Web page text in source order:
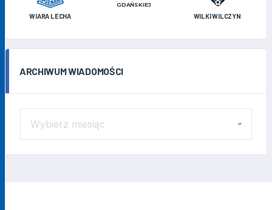
WIARA LECHA WILKI WILCZYN
GDAŃSKIEJ
ARCHIWUM WIADOMOŚCI
WIADOMOŚCI